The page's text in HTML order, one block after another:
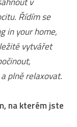
Řídím se
in your home,
vytvářet
plně relaxovat.
na kterém jste